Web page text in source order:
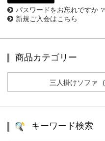
パスワードをお忘れですか ?
新規ご入会はこちら
商品カテゴリー
カ
キーワード検索